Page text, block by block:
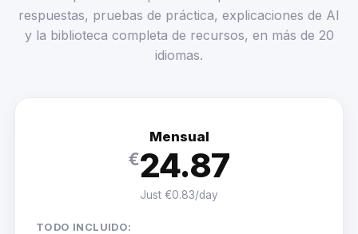
respuestas, pruebas de práctica, explicaciones de AI
y la biblioteca completa de recursos, en más de 20
idiomas.
Mensual
€24.87
Just €0.83/day
TODO INCLUIDO: